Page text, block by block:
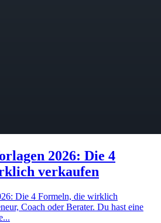
2026: Die 4
verkaufen
Die 4 Formeln, die wirklich
Coach oder Berater. Du hast eine